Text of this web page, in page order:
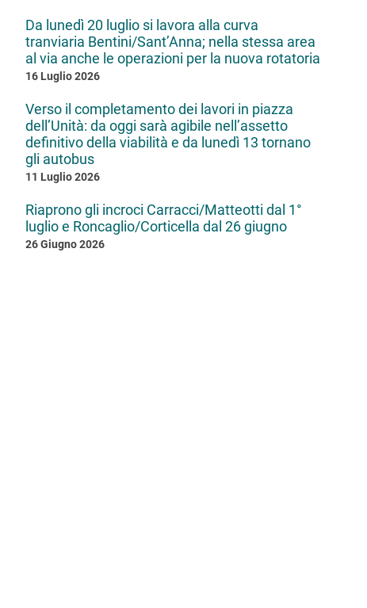
Da lunedì 20 luglio si lavora alla curva
tranviaria Bentini/Sant’Anna; nella stessa area
al via anche le operazioni per la nuova rotatoria
16 Luglio 2026
Verso il completamento dei lavori in piazza
dell’Unità: da oggi sarà agibile nell’assetto
definitivo della viabilità e da lunedì 13 tornano
gli autobus
11 Luglio 2026
Riaprono gli incroci Carracci/Matteotti dal 1°
luglio e Roncaglio/Corticella dal 26 giugno
26 Giugno 2026